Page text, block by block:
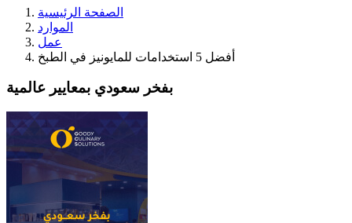
الصفحة الرئيسية
الموارد
عمل
أفضل 5 استخدامات للمايونيز في الطبخ
بفخر سعودي بمعايير عالمية